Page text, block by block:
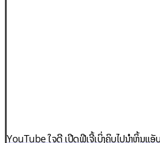
YouTube ໃຈດີ ເປີດຟີເຈີ້ເບິ່ງຄິບໄປນຳຫຼິ້ນແອັ